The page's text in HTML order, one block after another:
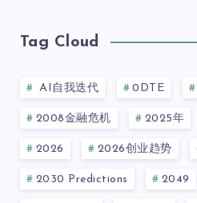
Tag Cloud
AI自我迭代 0DTE
2008金融危机 2025年
2026 2026创业趋势
2030 Predictions 2049